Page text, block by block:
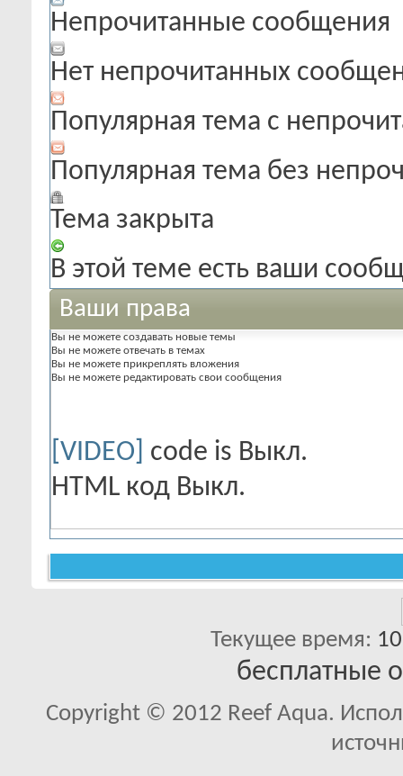
Непрочитанные сообщения
Нет непрочитанных
Популярная тема с
Популярная тема без
Тема закрыта
В этой теме есть ваши
Ваши права
Вы не можете создавать новые темы
Вы не можете отвечать в темах
Вы не можете прикреплять вложения
Вы не можете редактировать свои сообщения
[VIDEO] code is Выкл.
HTML код Выкл.
Текущее время:
бесплатные
Copyright © 2012 Reef Aqua.